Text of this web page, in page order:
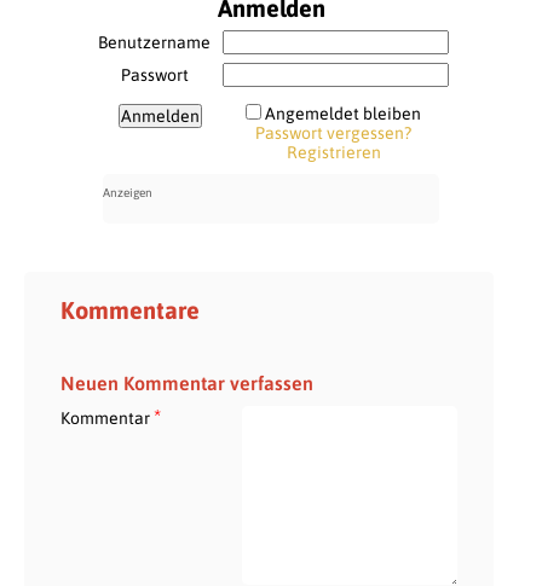
Anmelden
Benutzername
Passwort
Angemeldet bleiben
Passwort vergessen?
Registrieren
Kommentare
Neuen Kommentar verfassen
Kommentar*